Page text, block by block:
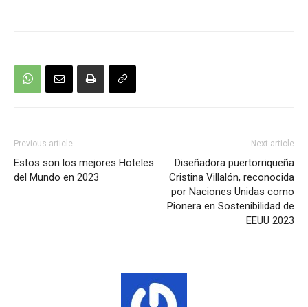
Previous article
Estos son los mejores Hoteles
del Mundo en 2023
Next article
Diseñadora puertorriqueña
Cristina Villalón, reconocida
por Naciones Unidas como
Pionera en Sostenibilidad de
EEUU 2023